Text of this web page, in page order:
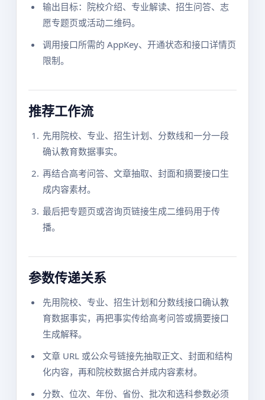
输出目标：院校介绍、专业解读、招生问答、志
愿专题页或活动二维码。
调用接口所需的 AppKey、开通状态和接口详情页
限制。
推荐工作流
先用院校、专业、招生计划、分数线和一分一段
确认教育数据事实。
再结合高考问答、文章抽取、封面和摘要接口生
成内容素材。
最后把专题页或咨询页链接生成二维码用于传
播。
参数传递关系
先用院校、专业、招生计划和分数线接口确认教
育数据事实，再把事实传给高考问答或摘要接口
生成解释。
文章 URL 或公众号链接先抽取正文、封面和结构
化内容，再和院校数据合并成内容素材。
分数、位次、年份、省份、批次和选科参数必须